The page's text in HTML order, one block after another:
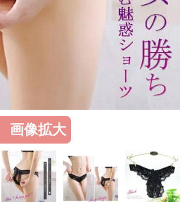
画像拡大